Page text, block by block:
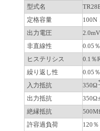
型式名
定格容量
100N
出力電圧
非直線性
0.05
ヒステリシス
0.1％
繰り返し性
0.05
入力抵抗
350Ω
出力抵抗
絶縁抵抗
許容過負荷
120％